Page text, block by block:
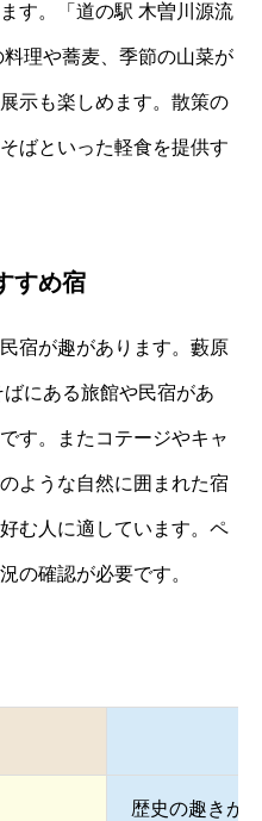
す。「道の駅 木曽川源流
理や蕎麦、季節の山菜が
示も楽しめます。散策の
ばといった軽食を提供す
すめ宿
宿が趣があります。藪原
にある旅館や民宿があ
す。またコテージやキャ
ような自然に囲まれた宿
む人に適しています。ペ
の確認が必要です。
歴史の趣きが